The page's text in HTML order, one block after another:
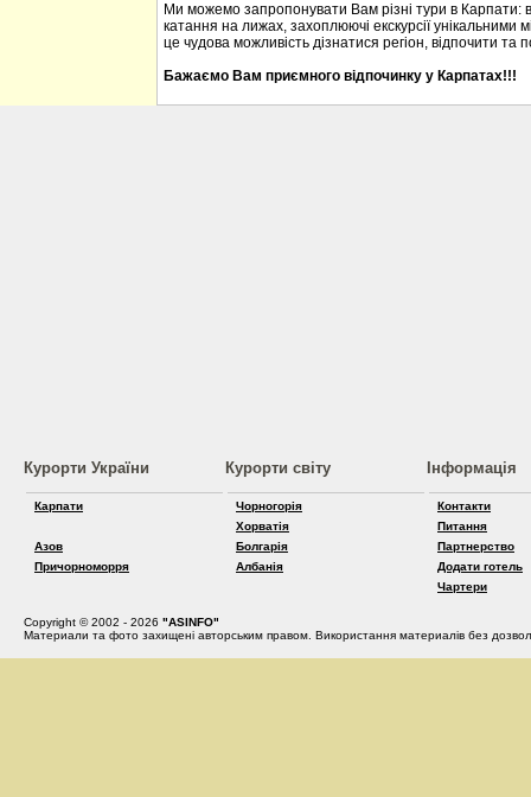
Ми можемо запропонувати Вам різні тури в Карпати:
катання на лижах, захоплюючі екскурсії
це чудова можливість дізнатися регіон, відпочити та
Бажаємо Вам приємного відпочинку у Карпатах!!!
Курорти України
Карпати
Азов
Причорноморря
Курорти світу
Чорногорія
Хорватія
Болгарія
Албанія
Інформація
Контакти
Питання
Партнерство
Додати готель
Чартери
Copyright © 2002 - 2026 "ASINFO"
Материали та фото захищені авторським правом. Використання материалів без